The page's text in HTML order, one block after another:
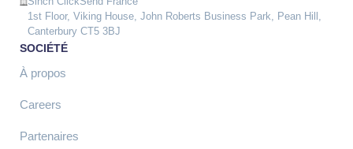
1st Floor, Viking House, John Roberts Business Park, Pean Hill,
Canterbury CT5 3BJ
SOCIÉTÉ
À propos
Careers
Partenaires